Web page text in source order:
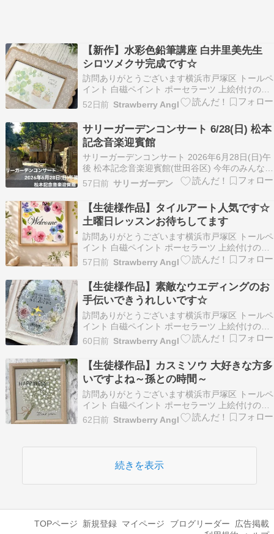
【新作】水彩色鉛筆講座 白井里美先生
シロツメクサ完成です☆
訪問ありがとうございます横浜市戸塚区 トールペ
イント 白磁ペイント ポーセラーツ 上絵付けのお
教室を開催しておりますStrawberry Angel 松本
千香です 一人一人の生徒様に寄り添いながら想い
のこもった作品作りのおてつだいを心がけてレッ
スンしております 平日（火曜日水…
52日前 Strawberry Angl
サリーガーデンコンサート 6/28(日) 松本
記念音楽迎賓館
サリーガーデンコンサート 2026年6月28日(日)午
後 松本記念音楽迎賓館(世田谷区) 今年のみんなで
勉強は 「合唱、アンサンブルの中で私はどう調和
する？」(音色、フレーズ、気持ち)です。 コンサ
ートとレクチャー、一緒に歌うを含めて、午後2
時30分から1時間程の会です。(公開…
57日前 サリーガーデン
【生徒様作品】タイルアート人気です☆
土曜日レッスンお待ちしてます
訪問ありがとうございます横浜市戸塚区 トールペ
イント 白磁ペイント ポーセラーツ 上絵付けのお
教室を開催しておりますStrawberry Angel 松本
千香です 一人一人の生徒様に寄り添いながら想い
のこもった作品作りのおてつだいを心がけてレッ
スンしております 平日（火曜日水…
57日前 Strawberry Angl
【生徒様作品】素敵なウエディングのお
手伝いできうれしいです☆
訪問ありがとうございます横浜市戸塚区 トールペ
イント 白磁ペイント ポーセラーツ 上絵付けのお
教室を開催しておりますStrawberry Angel 松本
千香です 一人一人の生徒様に寄り添いながら想い
のこもった作品作りのおてつだいを心がけてレッ
スンしております 平日（火曜日水…
60日前 Strawberry Angl
【生徒様作品】カスミソウ 大好きな方多
いですよね～孫との時間～
訪問ありがとうございます横浜市戸塚区 トールペ
イント 白磁ペイント ポーセラーツ 上絵付けのお
教室を開催しておりますStrawberry Angel 松本
千香です 一人一人の生徒様に寄り添いながら想い
スンしております 平日（火曜日水…
62日前 Strawberry Angl
続きを表示
TOPページ 新規登録 マイページ ブログリーダー
広告掲載